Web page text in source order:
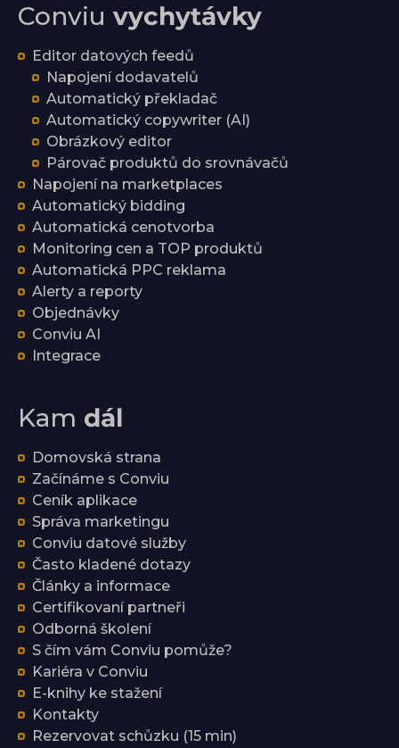
Conviu vychytávky
Editor datových feedů
Napojení dodavatelů
Automatický překladač
Automatický copywriter (AI)
Obrázkový editor
Párovač produktů do srovnávačů
Napojení na marketplaces
Automatický bidding
Automatická cenotvorba
Monitoring cen a TOP produktů
Automatická PPC reklama
Alerty a reporty
Objednávky
Conviu AI
Integrace
Kam dál
Domovská strana
Začínáme s Conviu
Ceník aplikace
Správa marketingu
Conviu datové služby
Často kladené dotazy
Články a informace
Certifikovaní partneři
Odborná školení
S čím vám Conviu pomůže?
Kariéra v Conviu
E-knihy ke stažení
Kontakty
Rezervovat schůzku (15 min)